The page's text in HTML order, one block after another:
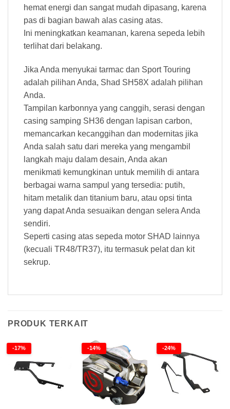
hemat energi dan sangat mudah dipasang, karena
pas di bagian bawah alas casing atas.
Ini meningkatkan keamanan, karena sepeda lebih
terlihat dari belakang.
Jika Anda menyukai tarmac dan Sport Touring
adalah pilihan Anda, Shad SH58X adalah pilihan
Anda.
Tampilan karbonnya yang canggih, serasi dengan
casing samping SH36 dengan lapisan carbon,
memancarkan kecanggihan dan modernitas jika
Anda salah satu dari mereka yang mengambil
langkah maju dalam desain, Anda akan
menikmati kemungkinan untuk memilih di antara
berbagai warna sampul yang tersedia: putih,
hitam metalik dan titanium baru, atau opsi tinta
yang dapat Anda sesuaikan dengan selera Anda
sendiri.
Seperti casing atas sepeda motor SHAD lainnya
(kecuali TR48/TR37), itu termasuk pelat dan kit
sekrup.
PRODUK TERKAIT
-17% -14% -24%